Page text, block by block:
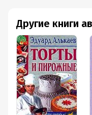
Другие книги